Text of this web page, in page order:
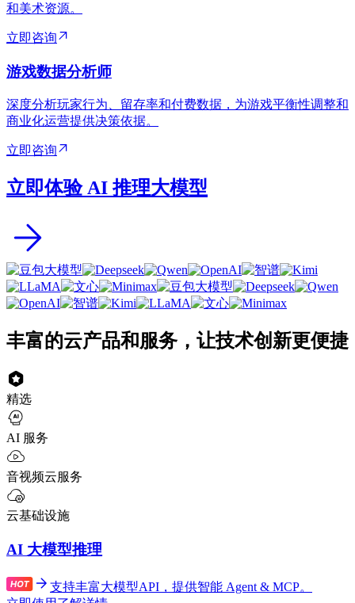
和美术资源。
立即咨询
游戏数据分析师
深度分析玩家行为、留存率和付费数据，为游戏平衡性调整和
商业化运营提供决策依据。
立即咨询
立即体验 AI 推理大模型
丰富的云产品和服务，让技术创新更便捷
精选
AI 服务
音视频云服务
云基础设施
AI 大模型推理
支持丰富大模型API，提供智能 Agent & MCP。